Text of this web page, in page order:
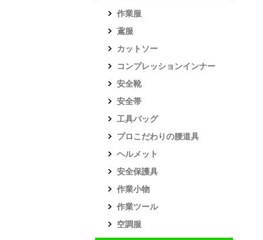
作業服
鳶服
カットソー
コンプレッションインナー
安全靴
安全帯
工具バッグ
プロこだわりの腰道具
ヘルメット
安全保護具
作業小物
作業ツール
空調服